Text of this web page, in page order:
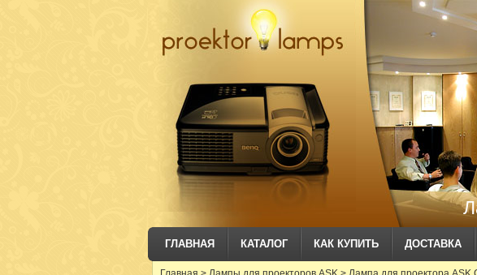
ГЛАВНАЯ КАТАЛОГ КАК КУПИТЬ ДОСТАВКА